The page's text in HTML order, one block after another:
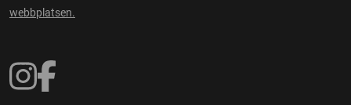
webbplatsen.